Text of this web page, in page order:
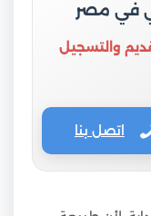
في مصر
والتسجيل
اتصل بنا